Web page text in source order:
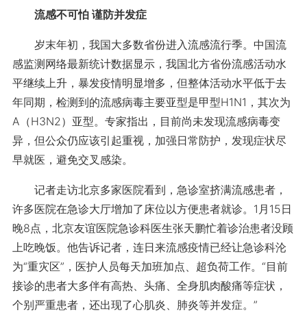
流感不可怕 谨防并发症
岁末年初，我国大多数省份进入流感流行季。中国流
感监测网络最新统计数据显示，我国北方省份流感活动水
平继续上升，暴发疫情明显增多，但整体活动水平低于去
年同期，检测到的流感病毒主要亚型是甲型H1N1，其次为
A（H3N2）亚型。专家指出，目前尚未发现流感病毒变
异，但公众仍应该引起重视，加强日常防护，发现症状尽
早就医，避免交叉感染。
记者走访北京多家医院看到，急诊室挤满流感患者，
许多医院在急诊大厅增加了床位以方便患者就诊。1月15日
晚8点，北京友谊医院急诊科医生张天鹏忙着诊治患者没顾
上吃晚饭。他告诉记者，连日来流感疫情已经让急诊科沦
为“重灾区”，医护人员每天加班加点、超负荷工作。“目前
接诊的患者大多伴有高热、头痛、全身肌肉酸痛等症状，
个别严重患者，还出现了心肌炎、肺炎等并发症。”